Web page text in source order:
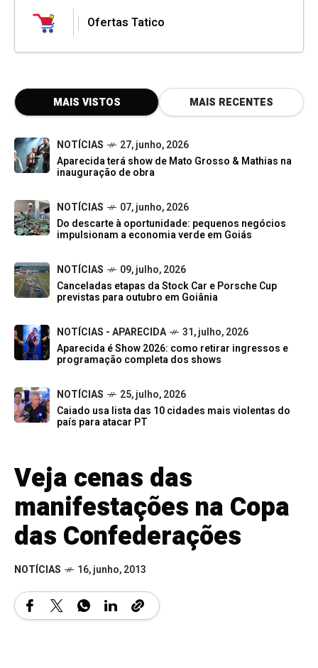
Ofertas Tatico
MAIS VISTOS MAIS RECENTES
NOTÍCIAS
27, junho, 2026
Aparecida terá show de Mato Grosso & Mathias na
inauguração de obra
NOTÍCIAS
07, junho, 2026
Do descarte à oportunidade: pequenos negócios
impulsionam a economia verde em Goiás
NOTÍCIAS
09, julho, 2026
Canceladas etapas da Stock Car e Porsche Cup
previstas para outubro em Goiânia
NOTÍCIAS - APARECIDA
31, julho, 2026
Aparecida é Show 2026: como retirar ingressos e
programação completa dos shows
NOTÍCIAS
25, julho, 2026
Caiado usa lista das 10 cidades mais violentas do
país para atacar PT
Veja cenas das
manifestações na Copa
das Confederações
NOTÍCIAS 16, junho, 2013